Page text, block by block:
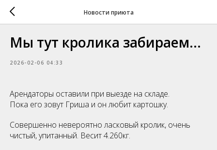
Новости приюта
Мы тут кролика забираем...
2026-02-06 04:33
Арендаторы оставили при выезде на складе.
Пока его зовут Гриша и он любит картошку.
Совершенно невероятно ласковый кролик, очень
чистый, упитанный. Весит 4.260кг.